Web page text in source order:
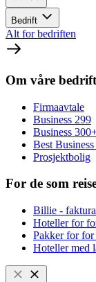
Bedrift
Alt for bedriften
Om våre
Firmaavtale
Business 299
Business
Best
Prosjektbolig
For de som
Billie -
Hoteller for
Pakker for for
Hoteller med